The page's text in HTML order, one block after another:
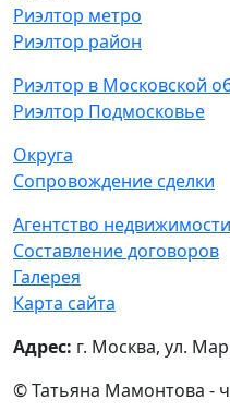
Риэлтор метро
Риэлтор район
Риэлтор в Московской
Риэлтор Подмосковье
Округа
Сопровождение сделки
Агентство недвижимости
Составление договоров
Галерея
Карта сайта
Адрес: г. Москва, ул.
© Татьяна Мамонтова -